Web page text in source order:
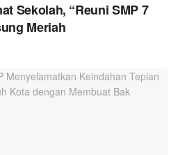
Sekolah, “Reuni SMP 7
Meriah